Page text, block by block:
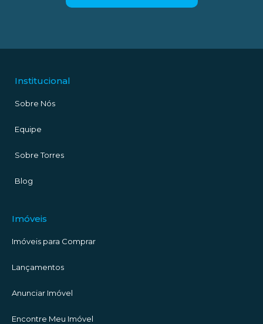
Institucional
Sobre Nós
Equipe
Sobre Torres
Blog
Imóveis
Imóveis para Comprar
Lançamentos
Anunciar Imóvel
Encontre Meu Imóvel